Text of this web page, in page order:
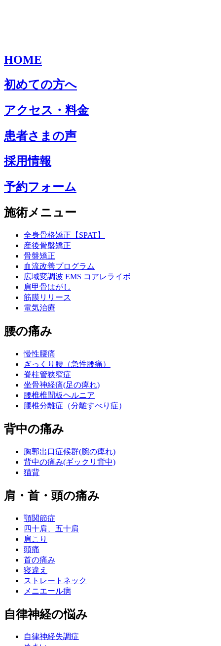
HOME
初めての方へ
アクセス・料金
患者さまの声
採用情報
予約フォーム
施術メニュー
全身骨格矯正【SPAT】
産後骨盤矯正
骨盤矯正
血流改善プログラム
広域変調波 EMS コアレライボ
肩甲骨はがし
筋膜リリース
電気治療
腰の痛み
慢性腰痛
ぎっくり腰（急性腰痛）
脊柱管狭窄症
坐骨神経痛(足の痺れ)
腰椎椎間板ヘルニア
腰椎分離症（分離すべり症）
背中の痛み
胸郭出口症候群(腕の痺れ)
背中の痛み(ギックリ背中)
猫背
肩・首・頭の痛み
顎関節症
四十肩、五十肩
肩こり
頭痛
首の痛み
寝違え
ストレートネック
メニエール病
自律神経の悩み
自律神経失調症